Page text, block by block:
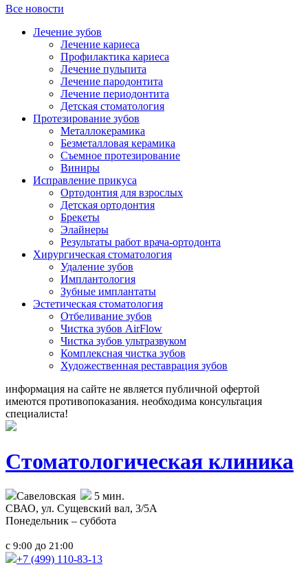
Все новости
Лечение зубов
Лечение кариеса
Профилактика кариеса
Лечение пульпита
Лечение пародонтита
Лечение периодонтита
Детская стоматология
Протезирование зубов
Металлокерамика
Безметалловая керамика
Съемное протезирование
Виниры
Исправление прикуса
Ортодонтия для взрослых
Детская ортодонтия
Брекеты
Элайнеры
Результаты работ врача-ортодонта
Хирургическая стоматология
Удаление зубов
Имплантология
Зубные имплантаты
Эстетическая стоматология
Отбеливание зубов
Чистка зубов AirFlow
Чистка зубов ультразвуком
Комплексная чистка зубов
Художественная реставрация зубов
информация на сайте не является публичной офертой
имеются противопоказания. необходима консультация
специалиста!
Стоматологическая клиника
Савеловская
5 мин.
СВАО, ул. Сущевский вал, 3/5А
Понедельник – суббота
с 9:00 до 21:00
+7 (499) 110-83-13